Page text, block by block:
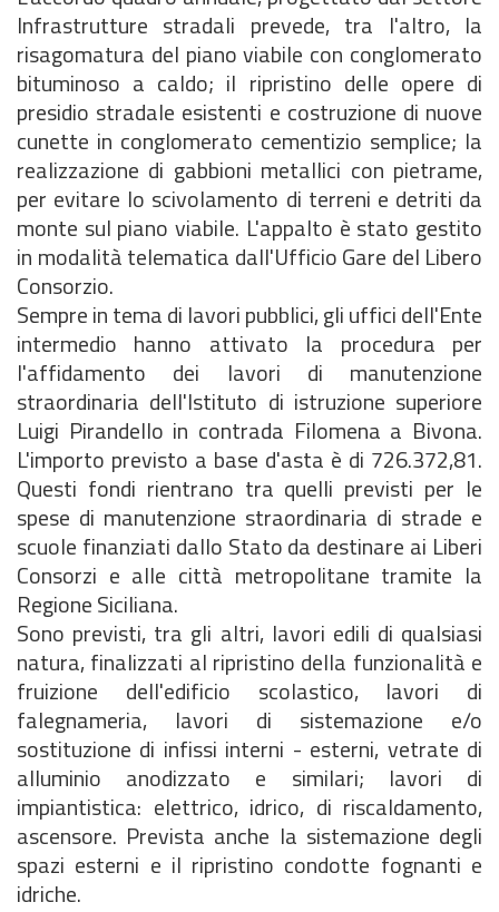
Infrastrutture stradali prevede, tra l'altro, la
risagomatura del piano viabile con conglomerato
bituminoso a caldo; il ripristino delle opere di
presidio stradale esistenti e costruzione di nuove
cunette in conglomerato cementizio semplice; la
realizzazione di gabbioni metallici con pietrame,
per evitare lo scivolamento di terreni e detriti da
monte sul piano viabile. L'appalto è stato gestito
in modalità telematica dall'Ufficio Gare del Libero
Consorzio.
Sempre in tema di lavori pubblici, gli uffici dell'Ente
intermedio hanno attivato la procedura per
l'affidamento dei lavori di manutenzione
straordinaria dell'Istituto di istruzione superiore
Luigi Pirandello in contrada Filomena a Bivona.
L'importo previsto a base d'asta è di 726.372,81.
Questi fondi rientrano tra quelli previsti per le
spese di manutenzione straordinaria di strade e
scuole finanziati dallo Stato da destinare ai Liberi
Consorzi e alle città metropolitane tramite la
Regione Siciliana.
Sono previsti, tra gli altri, lavori edili di qualsiasi
natura, finalizzati al ripristino della funzionalità e
fruizione dell'edificio scolastico, lavori di
falegnameria, lavori di sistemazione e/o
sostituzione di infissi interni - esterni, vetrate di
alluminio anodizzato e similari; lavori di
impiantistica: elettrico, idrico, di riscaldamento,
ascensore. Prevista anche la sistemazione degli
spazi esterni e il ripristino condotte fognanti e
idriche.